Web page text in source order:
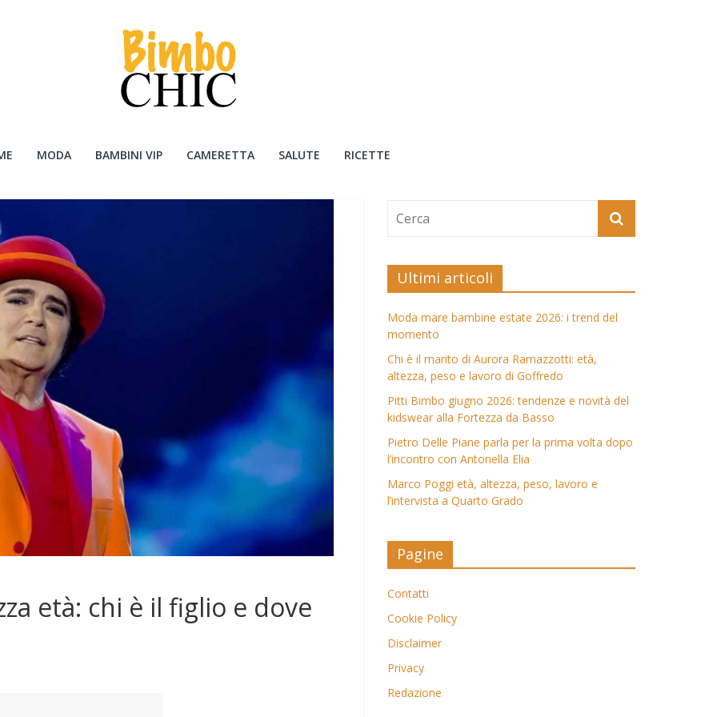
MODA BAMBINI VIP CAMERETTA SALUTE RICETTE
età: chi è il figlio e dove
Ultimi articoli
Moda mare bambine estate 2026: i trend del
momento
Chi è il marito di Aurora Ramazzotti: età,
altezza, peso e lavoro di Goffredo
Pitti Bimbo giugno 2026: tendenze e novità del
kidswear alla Fortezza da Basso
Pietro Delle Piane parla per la prima volta dopo
l’incontro con Antonella Elia
Marco Poggi età, altezza, peso, lavoro e
l’intervista a Quarto Grado
Pagine
Contatti
Cookie Policy
Disclaimer
Privacy
Redazione